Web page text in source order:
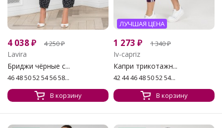
4 038₽ 4 250₽
Lavira
Бриджи чёрные с...
46 48 50 52 54 56 58...
В корзину
ЛУЧШАЯ ЦЕНА
1 273 ₽ 1 340₽
Iv-capriz
Капри трикотажн...
42 44 46 48 50 52 54...
В корзину